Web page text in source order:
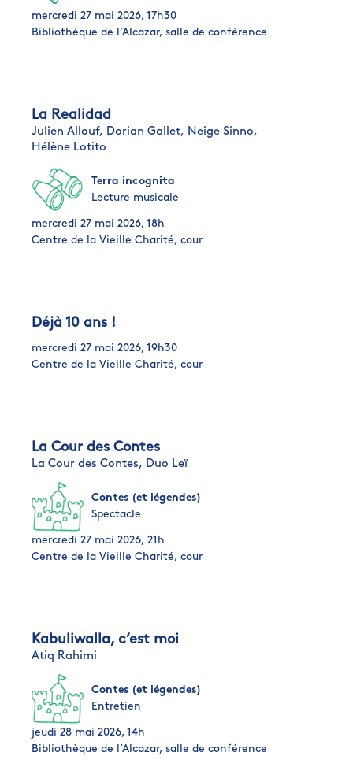
mercredi 27 mai 2026, 17h30
Bibliothèque de l’Alcazar, salle de conférence
La Realidad
Julien Allouf, Dorian Gallet, Neige Sinno,
Hélène Lotito
Terra incognita
Lecture musicale
mercredi 27 mai 2026, 18h
Centre de la Vieille Charité, cour
Déjà 10 ans !
mercredi 27 mai 2026, 19h30
Centre de la Vieille Charité, cour
La Cour des Contes
La Cour des Contes, Duo Leï
Contes (et légendes)
Spectacle
mercredi 27 mai 2026, 21h
Centre de la Vieille Charité, cour
Kabuliwalla, c’est moi
Atiq Rahimi
Contes (et légendes)
Entretien
jeudi 28 mai 2026, 14h
Bibliothèque de l’Alcazar, salle de conférence